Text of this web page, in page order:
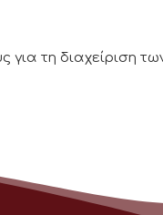
για τη διαχείριση